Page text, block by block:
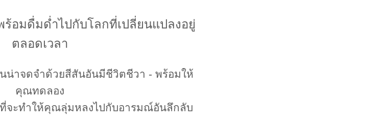
ร้อมดื่มด่ำไปกับโลกที่เปลี่ยนแปลงอยู่
ตลอดเวลา
น่าจดจำด้วยสีสันอันมีชีวิตชีวา - พร้อมให้
คุณทดลอง
จะทำให้คุณลุ่มหลงไปกับอารมณ์อันลึกลับ